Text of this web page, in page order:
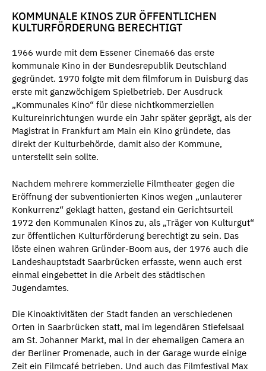
KOMMUNALE KINOS ZUR ÖFFENTLICHEN
KULTURFÖRDERUNG BERECHTIGT
1966 wurde mit dem Essener Cinema66 das erste
kommunale Kino in der Bundesrepublik Deutschland
gegründet. 1970 folgte mit dem filmforum in Duisburg das
erste mit ganzwöchigem Spielbetrieb. Der Ausdruck
„Kommunales Kino“ für diese nichtkommerziellen
Kultureinrichtungen wurde ein Jahr später geprägt, als der
Magistrat in Frankfurt am Main ein Kino gründete, das
direkt der Kulturbehörde, damit also der Kommune,
unterstellt sein sollte.
Nachdem mehrere kommerzielle Filmtheater gegen die
Eröffnung der subventionierten Kinos wegen „unlauterer
Konkurrenz“ geklagt hatten, gestand ein Gerichtsurteil
1972 den Kommunalen Kinos zu, als „Träger von Kulturgut“
zur öffentlichen Kulturförderung berechtigt zu sein. Das
löste einen wahren Gründer-Boom aus, der 1976 auch die
Landeshauptstadt Saarbrücken erfasste, wenn auch erst
einmal eingebettet in die Arbeit des städtischen
Jugendamtes.
Die Kinoaktivitäten der Stadt fanden an verschiedenen
Orten in Saarbrücken statt, mal im legendären Stiefelsaal
am St. Johanner Markt, mal in der ehemaligen Camera an
der Berliner Promenade, auch in der Garage wurde einige
Zeit ein Filmcafé betrieben. Und auch das Filmfestival Max